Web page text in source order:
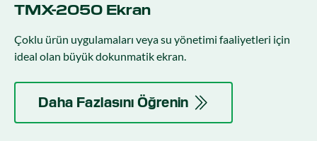
TMX-2050 Ekran
Çoklu ürün uygulamaları veya su yönetimi faaliyetleri için
ideal olan büyük dokunmatik ekran.
Daha Fazlasını Öğrenin